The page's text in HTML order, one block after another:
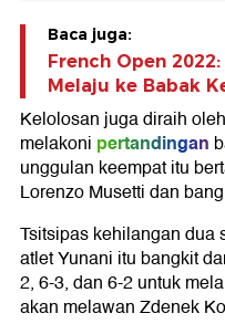
Baca juga:
French Open
Melaju ke Babak
Kelolosan juga diraih
melakoni pertandingan
unggulan keempat itu
Lorenzo Musetti dan
Tsitsipas kehilangan dua
atlet Yunani itu bangkit
2, 6-3, dan 6-2 untuk
akan melawan Zdenek